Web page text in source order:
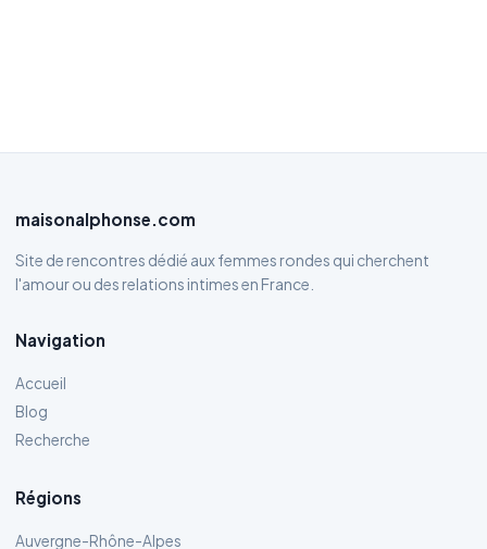
maisonalphonse.com
Site de rencontres dédié aux femmes rondes qui cherchent
l'amour ou des relations intimes en France.
Navigation
Accueil
Blog
Recherche
Régions
Auvergne-Rhône-Alpes